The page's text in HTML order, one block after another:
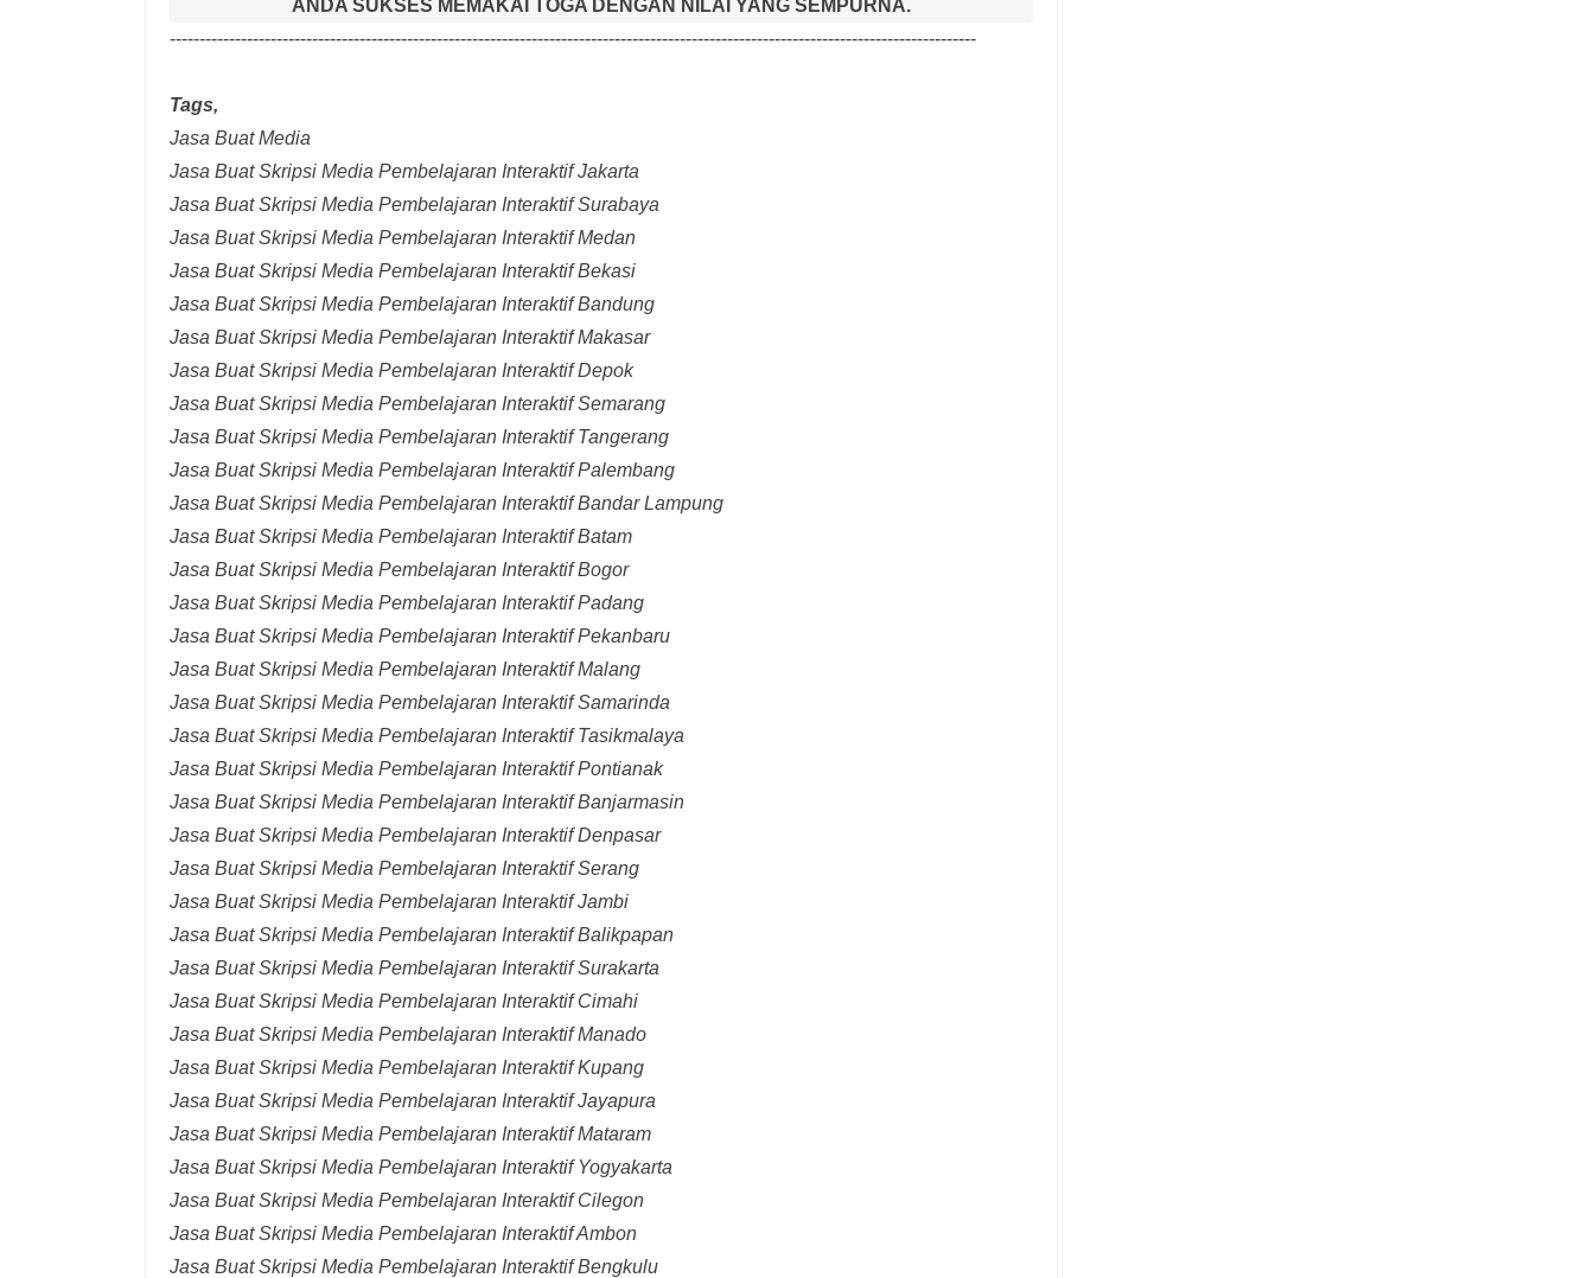
ANDA SUKSES MEMAKAI TOGA DENGAN NILAI YANG SEMPURNA.
----------------------------------------------------------------------------------------------------------------------------------------
Tags,
Jasa Buat Media
Jasa Buat Skripsi Media Pembelajaran Interaktif Jakarta
Jasa Buat Skripsi Media Pembelajaran Interaktif Surabaya
Jasa Buat Skripsi Media Pembelajaran Interaktif Medan
Jasa Buat Skripsi Media Pembelajaran Interaktif Bekasi
Jasa Buat Skripsi Media Pembelajaran Interaktif Bandung
Jasa Buat Skripsi Media Pembelajaran Interaktif Makasar
Jasa Buat Skripsi Media Pembelajaran Interaktif Depok
Jasa Buat Skripsi Media Pembelajaran Interaktif Semarang
Jasa Buat Skripsi Media Pembelajaran Interaktif Tangerang
Jasa Buat Skripsi Media Pembelajaran Interaktif Palembang
Jasa Buat Skripsi Media Pembelajaran Interaktif Bandar Lampung
Jasa Buat Skripsi Media Pembelajaran Interaktif Batam
Jasa Buat Skripsi Media Pembelajaran Interaktif Bogor
Jasa Buat Skripsi Media Pembelajaran Interaktif Padang
Jasa Buat Skripsi Media Pembelajaran Interaktif Pekanbaru
Jasa Buat Skripsi Media Pembelajaran Interaktif Malang
Jasa Buat Skripsi Media Pembelajaran Interaktif Samarinda
Jasa Buat Skripsi Media Pembelajaran Interaktif Tasikmalaya
Jasa Buat Skripsi Media Pembelajaran Interaktif Pontianak
Jasa Buat Skripsi Media Pembelajaran Interaktif Banjarmasin
Jasa Buat Skripsi Media Pembelajaran Interaktif Denpasar
Jasa Buat Skripsi Media Pembelajaran Interaktif Serang
Jasa Buat Skripsi Media Pembelajaran Interaktif Jambi
Jasa Buat Skripsi Media Pembelajaran Interaktif Balikpapan
Jasa Buat Skripsi Media Pembelajaran Interaktif Surakarta
Jasa Buat Skripsi Media Pembelajaran Interaktif Cimahi
Jasa Buat Skripsi Media Pembelajaran Interaktif Manado
Jasa Buat Skripsi Media Pembelajaran Interaktif Kupang
Jasa Buat Skripsi Media Pembelajaran Interaktif Jayapura
Jasa Buat Skripsi Media Pembelajaran Interaktif Mataram
Jasa Buat Skripsi Media Pembelajaran Interaktif Yogyakarta
Jasa Buat Skripsi Media Pembelajaran Interaktif Cilegon
Jasa Buat Skripsi Media Pembelajaran Interaktif Ambon
Jasa Buat Skripsi Media Pembelajaran Interaktif Bengkulu